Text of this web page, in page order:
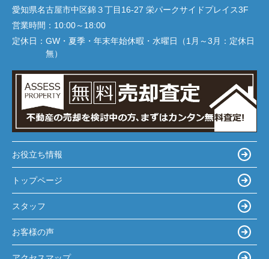
愛知県名古屋市中区錦３丁目16-27 栄パークサイドプレイス3F
営業時間： 10:00～18:00
定休日： GW・夏季・年末年始休暇・水曜日（1月～3月：定休日
無）
お役立ち情報
トップページ
スタッフ
お客様の声